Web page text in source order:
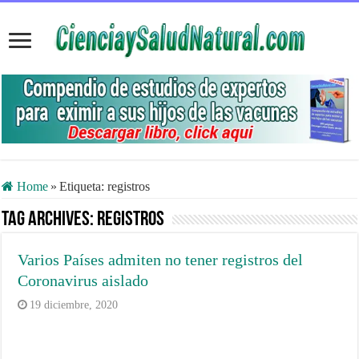
Home » Etiqueta:registros
Tag Archives: registros
Varios Países admiten no tener registros del
Coronavirus aislado
19 diciembre, 2020